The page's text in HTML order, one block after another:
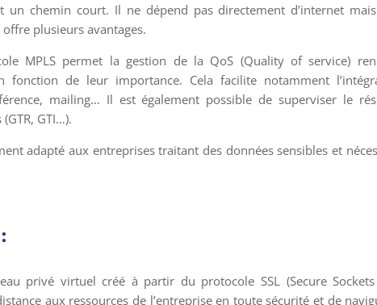
chemin court. Il ne dépend pas directement d’internet
plusieurs avantages.
MPLS permet la gestion de la QoS (Quality of service)
fonction de leur importance. Cela facilite notamment
mailing… Il est également possible de superviser le
GTI…).
adapté aux entreprises traitant des données sensibles et
privé virtuel créé à partir du protocole SSL (Secure
aux ressources de l’entreprise en toute sécurité et de